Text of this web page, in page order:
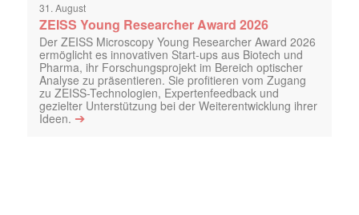
31. August
ZEISS Young Researcher Award 2026
Der ZEISS Microscopy Young Researcher Award 2026
ermöglicht es innovativen Start-ups aus Biotech und
Pharma, ihr Forschungsprojekt im Bereich optischer
Analyse zu präsentieren. Sie profitieren vom Zugang
zu ZEISS-Technologien, Expertenfeedback und
gezielter Unterstützung bei der Weiterentwicklung ihrer
Ideen. ➔